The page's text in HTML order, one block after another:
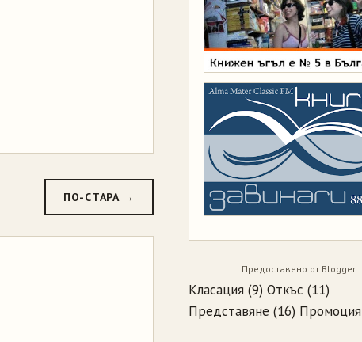
ПО-СТАРА →
Предоставено от Blogger.
Класация (9) Откъс (11)
Представяне (16) Промоция